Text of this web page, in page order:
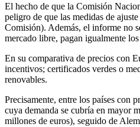
El hecho de que la Comisión
peligro de que las medidas de
Comisión). Además, el informe no
mercado libre, pagan igualmente
En su comparativa de precios con
incentivos; certificados verdes o
renovables.
Precisamente, entre los países con
cuya demanda se cubría en mayor
millones de euros), seguido de